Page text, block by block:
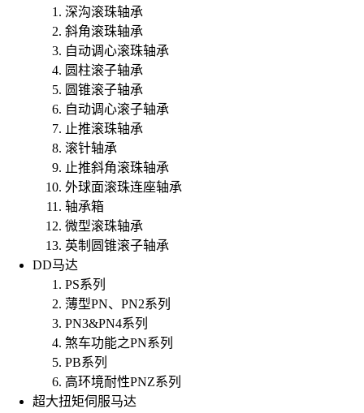
深沟滚珠轴承
斜角滚珠轴承
自动调心滚珠轴承
圆柱滚子轴承
圆锥滚子轴承
自动调心滚子轴承
止推滚珠轴承
滚针轴承
止推斜角滚珠轴承
外球面滚珠连座轴承
轴承箱
微型滚珠轴承
英制圆锥滚子轴承
DD马达
PS系列
薄型PN、PN2系列
PN3&PN4系列
煞车功能之PN系列
PB系列
高环境耐性PNZ系列
超大扭矩伺服马达